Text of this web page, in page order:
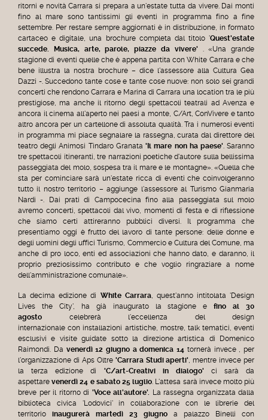
ritorni e novità Carrara si prepara a un'estate tutta da vivere. Dai monti
fino al mare sono tantissimi gli eventi in programma fino a fine
settembre. Per restare sempre aggiornati è in distribuzione, in formato
cartaceo e digitale, una brochure completa dal titolo 'Quest'estate
succede. Musica, arte, parole, piazze da vivere' . «Una grande
stagione di eventi quelle che è appena partita con White Carrara e che
bene illustra la nostra brochure – dice l'assessore alla Cultura Gea
Dazzi -. Succedono tante cose e tante cose nuove: non solo sei grandi
concerti che rendono Carrara e Marina di Carrara una location tra le più
prestigiose, ma anche il ritorno degli spettacoli teatrali ad Avenza e
ancora il cinema all'aperto nei paesi a monte, C/Art, ConVivere e tanto
altro ancora per un cartellone di assoluta qualità. Tra i numerosi eventi
in programma mi piace segnalare la rassegna, curata dal direttore del
teatro degli Animosi Tindaro Granata 'Il mare non ha paese'. Saranno
tre spettacoli itineranti, tre narrazioni poetiche d'autore sulla bellissima
passeggiata del molo, sospesa tra il mare e le montagne». «Quella che
sta per cominciare sarà un'estate ricca di eventi che coinvolgeranno
tutto il nostro territorio – aggiunge l'assessore al Turismo Gianmaria
Nardi -. Dai prati di Campocecina fino alla passeggiata sul molo
avremo concerti, spettacoli dal vivo, momenti di festa e di riflessione
che siamo certi attireranno pubblici diversi. Il programma che
presentiamo oggi è frutto del lavoro di tante persone: delle donne e
degli uomini degli uffici Turismo, Commercio e Cultura del Comune, ma
anche di pro loco, enti ed associazioni che hanno dato, e daranno, il
proprio preziosissimo contributo e che voglio ringraziare a nome
dell'amministrazione comunale».
La decima edizione di White Carrara, quest'anno intitolata 'Design
Lives the City', ha già inaugurato la stagione e
fino al 30
agosto
celebrerà l'eccellenza del design
internazionale con installazioni artistiche, mostre, talk tematici, eventi
esclusivi e visite guidate sotto la direzione artistica di Domenico
Raimondi. Da venerdì 12 giugno a domenica 14 tornerà invece , per
l'organizzazione di Aps Oltre 'Carrara Studi aperti', mentre invece per
la terza edizione di
'C/art-Creativi in dialogo'
ci sarà da
aspettare venerdì 24 e sabato 25 luglio. L'attesa sarà invece molto più
breve per il ritorno di 'Voce all'autore'. La rassegna organizzata dalla
biblioteca civica 'Lodovici' in collaborazione con le librerie del
territorio
inaugurerà martedì 23 giugno
a palazzo Binelli con